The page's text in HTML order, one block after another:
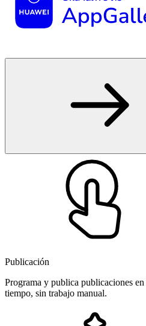
Publicación
Programa y publica publicaciones
tiempo, sin trabajo manual.